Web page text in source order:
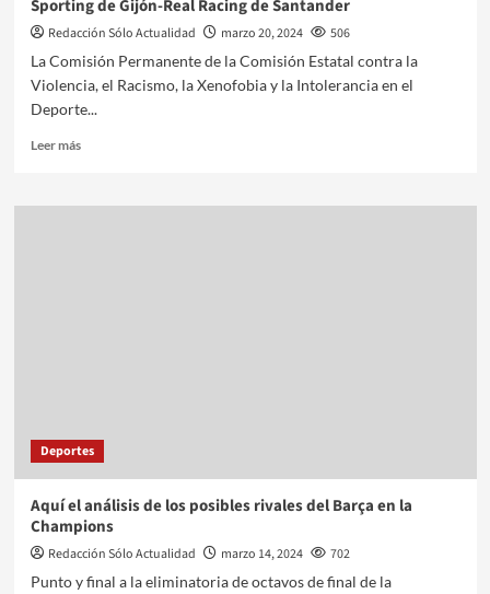
Sporting de Gijón-Real Racing de Santander
Redacción Sólo Actualidad marzo 20, 2024
506
La Comisión Permanente de la Comisión Estatal contra la
Violencia, el Racismo, la Xenofobia y la Intolerancia en el
Deporte...
Leer más
Deportes
Aquí el análisis de los posibles rivales del Barça en la
Champions
Redacción Sólo Actualidad marzo 14, 2024
702
Punto y final a la eliminatoria de octavos de final de la